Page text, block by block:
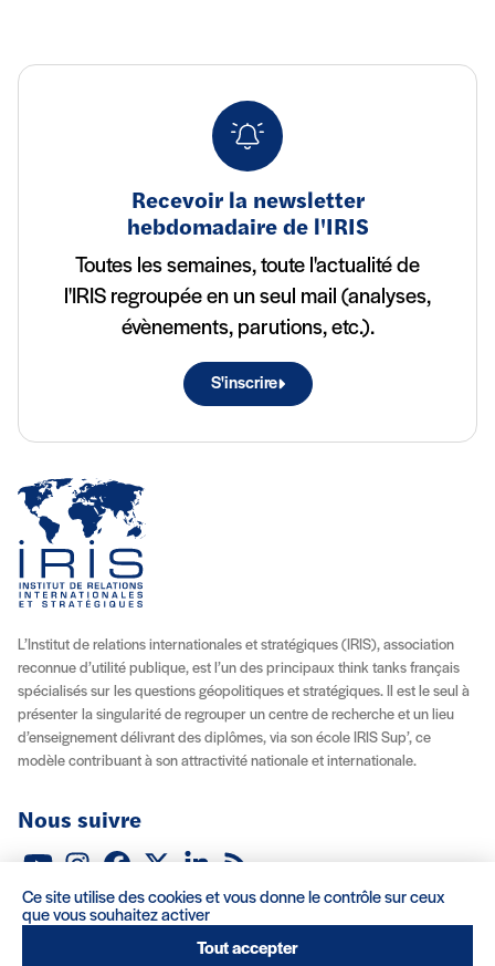
Recevoir la newsletter
hebdomadaire de l'IRIS
Toutes les semaines, toute l'actualité de
l'IRIS regroupée en un seul mail (analyses,
évènements, parutions, etc.).
S'inscrire
L’Institut de relations internationales et stratégiques (IRIS), association
reconnue d’utilité publique, est l’un des principaux think tanks français
spécialisés sur les questions géopolitiques et stratégiques. Il est le seul à
présenter la singularité de regrouper un centre de recherche et un lieu
d’enseignement délivrant des diplômes, via son école IRIS Sup’, ce
modèle contribuant à son attractivité nationale et internationale.
Nous suivre
À propos
Recrutement Locations Contact
Ce site utilise des cookies et vous donne le contrôle sur ceux
que vous souhaitez activer
Tout accepter